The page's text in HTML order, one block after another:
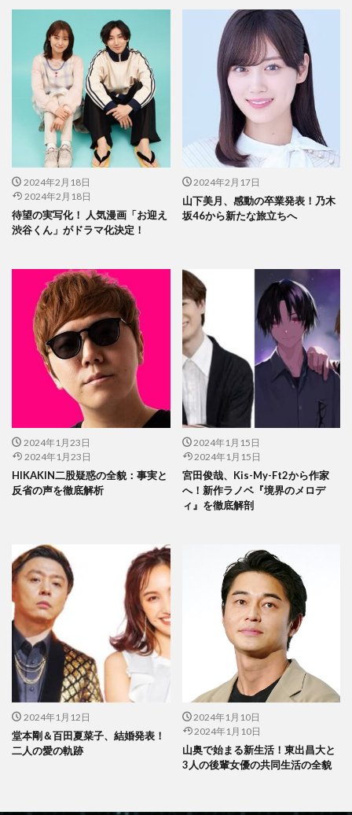
2024年2月18日
2024年2月18日
待望の実写化！ 人気漫画「お迎え
渋谷くん」がドラマ化決定！
2024年2月17日
山下美月、感動の卒業発表！乃木
坂46から新たな旅立ちへ
2024年1月23日
2024年1月23日
HIKAKIN二股疑惑の全貌：事実と
反省の声を徹底解析
2024年1月15日
2024年1月15日
宮田俊哉、Kis-My-Ft2から作家
へ！新作ラノベ『境界のメロデ
ィ』を徹底解剖
2024年1月12日
堂本剛＆百田夏菜子、結婚発表！
二人の愛の軌跡
2024年1月10日
2024年1月10日
山奥で始まる新生活！東出昌大と
3人の後輩女優の共同生活の全貌